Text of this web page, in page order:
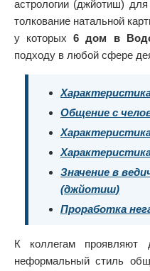
астрологии (джйотиш)
толкование натальной
у которых6 дом в
подходу в любой сфере
Общение с
Значение в
(джйотиш)
Проработка
К коллегам проявляют
неформальный стиль